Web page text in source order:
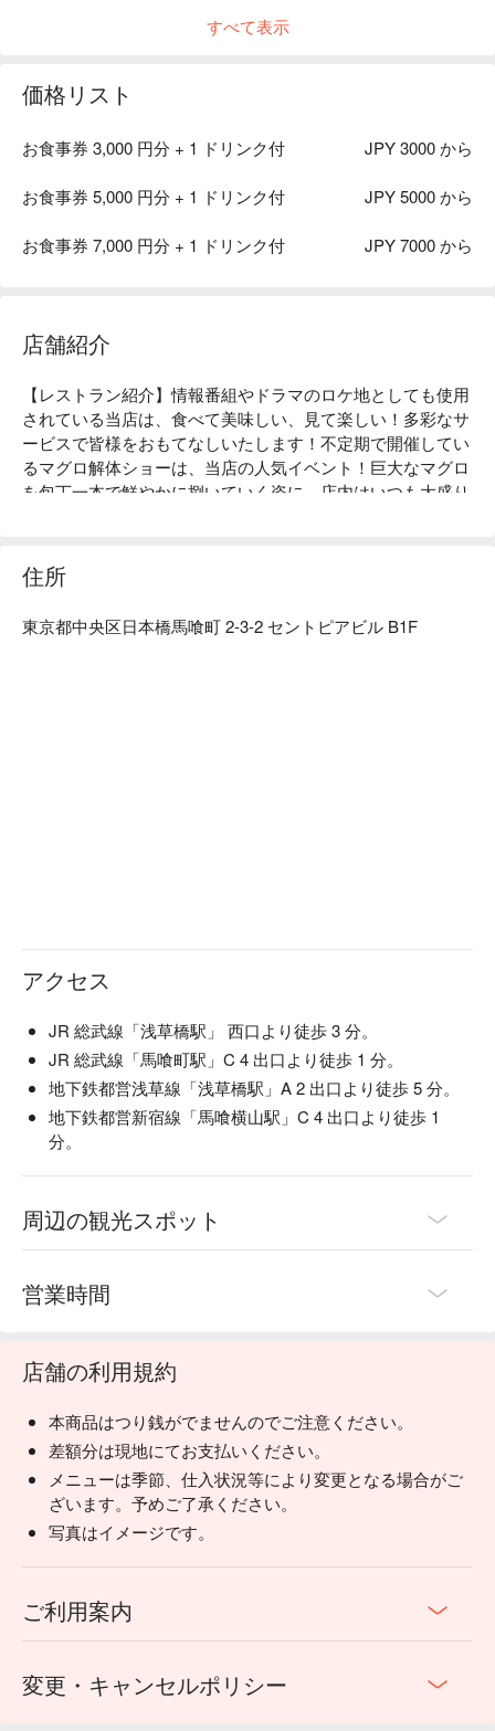
對於不想人擠人排長隊，但又想大快朵頤平價日料的人來說，
是個不錯的選擇💪 用FunNow預約，還可以送一杯沙瓦喔🍸
すべて表示
価格リスト
お食事券 3,000 円分 + 1 ドリンク付 JPY 3000 から
お食事券 5,000 円分 + 1 ドリンク付 JPY 5000 から
お食事券 7,000 円分 + 1 ドリンク付 JPY 7000 から
店舗紹介
【レストラン紹介】情報番組やドラマのロケ地としても使用
されている当店は、食べて美味しい、見て楽しい！多彩なサ
ービスで皆様をおもてなしいたします！不定期で開催してい
るマグロ解体ショーは、当店の人気イベント！巨大なマグロ
を包丁一本で鮮やかに捌いていく姿に、店内はいつも大盛り
【特徴】毎日豊洲市場から仕入れる新鮮なお刺身が食べられ
る海鮮居酒屋です。まぐろ料理のみに関しても多数食べられ
で）。
住所
東京都中央区日本橋馬喰町 2-3-2 セントピアビル B1F
アクセス
JR 総武線「浅草橋駅」 西口より徒歩 3 分。
JR 総武線「馬喰町駅」C 4 出口より徒歩 1 分。
地下鉄都営浅草線「浅草橋駅」A 2 出口より徒歩 5 分。
地下鉄都営新宿線「馬喰横山駅」C 4 出口より徒歩 1
分。
周辺の観光スポット
営業時間
店舗の利用規約
本商品はつり銭がでませんのでご注意ください。
差額分は現地にてお支払いください。
メニューは季節、仕入状況等により変更となる場合がご
ざいます。予めご了承ください。
写真はイメージです。
ご利用案内
変更・キャンセルポリシー